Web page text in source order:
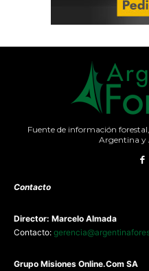
Fuente de información
Argentina y
Contacto
Director: Marcelo Almada
Contacto:
Grupo Misiones Online.Com SA